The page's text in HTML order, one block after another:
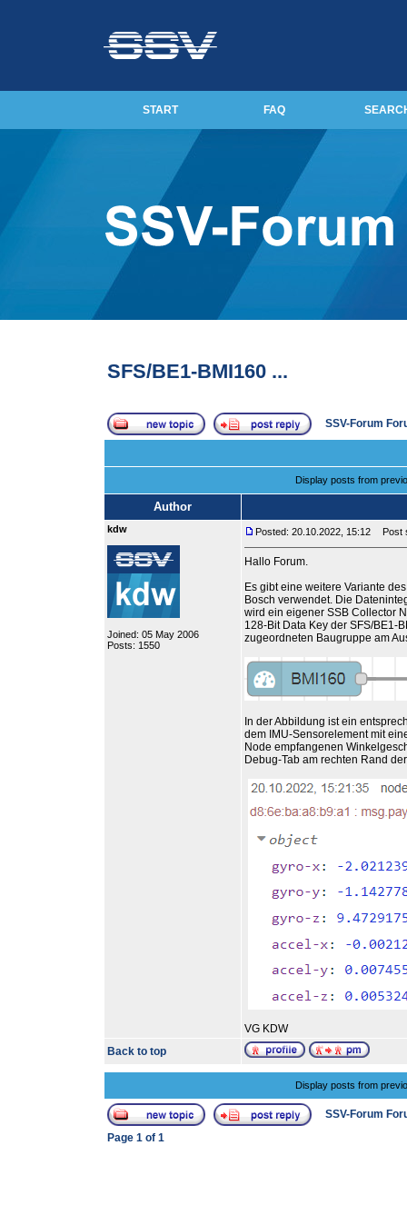
START FAQ
SFS/BE1-BMI160 ...
SSV-Forum
Display posts from
Author
kdw
Joined: 05 May 2006
Posts: 1550
Posted: 20.10.2022, 15:12 Post
Hallo Forum.
Es gibt eine weitere Variante
Bosch verwendet. Die
wird ein eigener SSB Collector
128-Bit Data Key der SFS/BE1-
zugeordneten Baugruppe am
In der Abbildung ist ein
dem IMU-Sensorelement mit
Node empfangenen
Debug-Tab am rechten Rand
VG KDW
Back to top
Display posts from
SSV-Forum
Page 1 of 1